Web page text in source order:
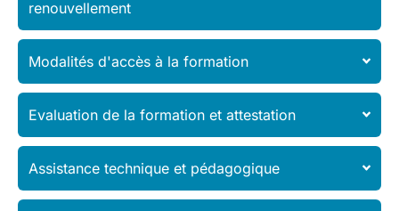
renouvellement
Modalités d'accès à la formation
Evaluation de la formation et attestation
Assistance technique et pédagogique